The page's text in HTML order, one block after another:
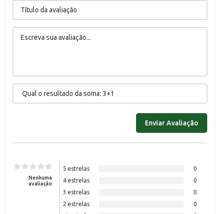
Nenhuma
avaliação
5 estrelas
0
4 estrelas
0
3 estrelas
0
2 estrelas
0